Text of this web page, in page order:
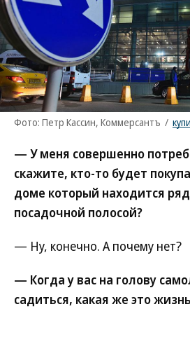
Фото: Петр Кассин, Коммерсантъ /
— У меня совершенно
скажите, кто-то будет
доме который находится
посадочной полосой?
— Ну, конечно. А почему нет?
— Когда у вас на голову
садиться, какая же это